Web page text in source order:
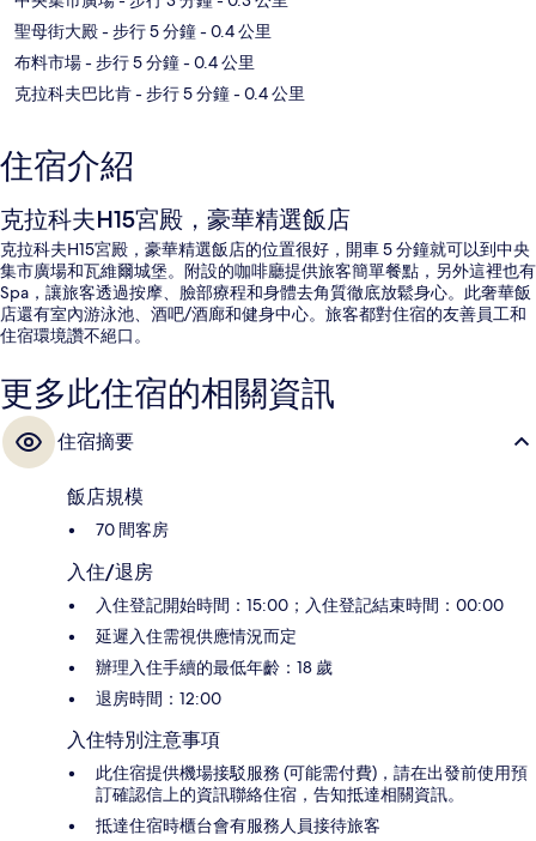
聖母街大殿- 步行 5 分鐘- 0.4 公里
布料市場- 步行 5 分鐘- 0.4 公里
克拉科夫巴比肯- 步行 5 分鐘- 0.4 公里
住宿介紹
克拉科夫H15宮殿，豪華精選飯店
克拉科夫H15宮殿，豪華精選飯店的位置很好，開車 5 分鐘就可以到中央
集市廣場和瓦維爾城堡。附設的咖啡廳提供旅客簡單餐點，另外這裡也有
Spa，讓旅客透過按摩、臉部療程和身體去角質徹底放鬆身心。此奢華飯
店還有室內游泳池、酒吧/酒廊和健身中心。旅客都對住宿的友善員工和
住宿環境讚不絕口。
更多此住宿的相關資訊
住宿摘要
飯店規模
70 間客房
入住/退房
入住登記開始時間：15:00；入住登記結束時間：00:00
延遲入住需視供應情況而定
辦理入住手續的最低年齡：18 歲
退房時間：12:00
入住特別注意事項
此住宿提供機場接駁服務 (可能需付費)，請在出發前使用預
訂確認信上的資訊聯絡住宿，告知抵達相關資訊。
抵達住宿時櫃台會有服務人員接待旅客